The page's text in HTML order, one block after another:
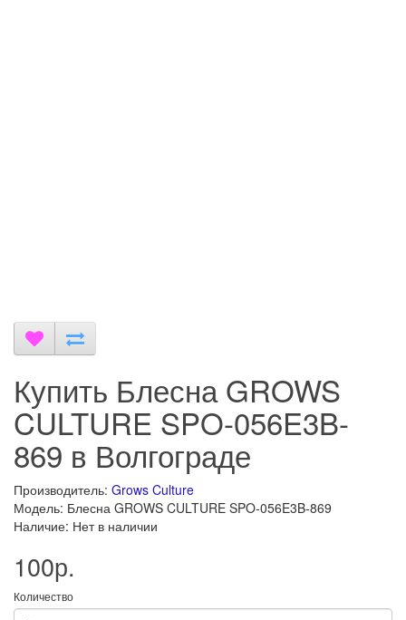
Купить Блесна GROWS
CULTURE SPO-056E3B-
869 в Волгограде
Производитель: Grows Culture
Модель: Блесна GROWS CULTURE SPO-056E3B-869
Наличие: Нет в наличии
100р.
Количество